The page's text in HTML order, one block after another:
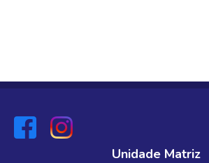
Unidade Matriz